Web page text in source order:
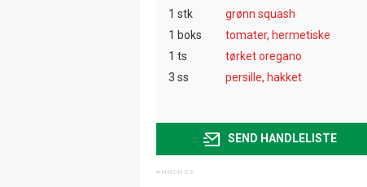
1 stk
grønn squash
1 boks
tomater, hermetiske
1 ts
tørket oregano
3 ss
persille, hakket
SEND HANDLELISTE